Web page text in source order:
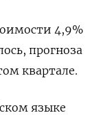
4,9%
прогноза
квартале.
языке